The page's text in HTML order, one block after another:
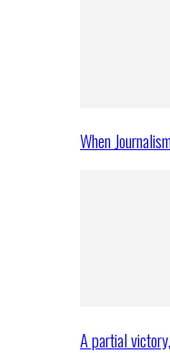
When
A partial